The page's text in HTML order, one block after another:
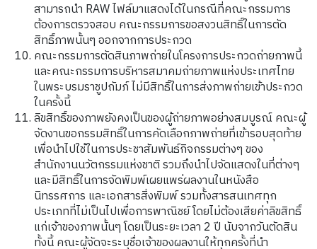
สามารถนำ RAW ไฟล์มาแสดงได้ในกรณีที่คณะกรรมการ
ต้องการตรวจสอบ คณะกรรมการขอสงวนสิทธิ์ในการตัด
สิทธิ์ภาพนั้นๆ ออกจากการประกวด
คณะกรรมการตัดสินภาพถ่ายในโครงการประกวดถ่ายภาพนี้
และคณะกรรมการบริหารสมาคมถ่ายภาพแห่งประเทศไทย
ในพระบรมราชูปถัมภ์ ไม่มีสิทธิ์ในการส่งภาพถ่ายเข้าประกวด
ในครั้งนี้
ลิขสิทธิ์ของภาพยังคงเป็นของผู้ถ่ายภาพอย่างสมบูรณ์ คณะผู้
จัดงานขอกรรมสิทธิ์ในการคัดเลือกภาพถ่ายที่ี่เข้ารอบสุดท้าย
เพื่อนำไปใช้ในการประชาสัมพันธ์กิจกรรมต่างๆ ของ
สำนักงานนวัตกรรมแห่งชาติ รวมถึงนำไปจัดแสดงในที่ต่างๆ
และมีสิทธิ์ในการจัดพิมพ์เผยแพร่ผลงานในหนังสือ
นิทรรศการ และเอกสารสิ่งพิมพ์ รวมทั้งสารสนเทศทุก
ประเภทที่ไม่เป็นไปเพื่อการพาณิชย์ โดยไม่ต้องเสียค่าลิขสิทธิ์
แก่เจ้าของภาพนั้นๆ โดยเป็นระยะเวลา 2 ปี นับจากวันตัดสิน
ทั้งนี้ คณะผู้จัดจะระบุชื่อเจ้าของผลงานให้ทุกครั้งที่นำ